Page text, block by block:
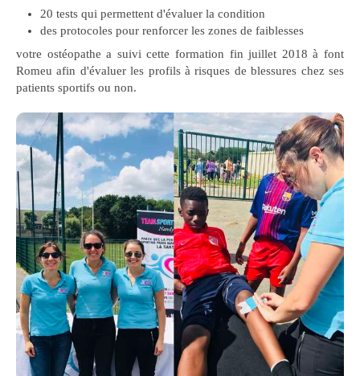
20 tests qui permettent d'évaluer la condition
des protocoles pour renforcer les zones de faiblesses
votre ostéopathe a suivi cette formation fin juillet 2018 à font
Romeu afin d'évaluer les profils à risques de blessures chez ses
patients sportifs ou non.